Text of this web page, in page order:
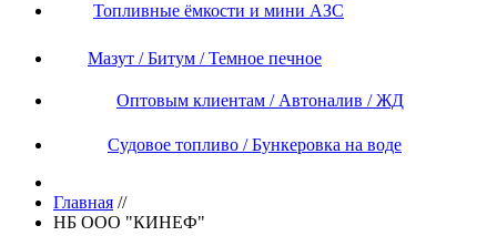
Топливные ёмкости и мини АЗС
Мазут / Битум / Темное печное
Оптовым клиентам / Автоналив / ЖД
Судовое топливо / Бункеровка на воде
Главная //
НБ ООО "КИНЕФ"